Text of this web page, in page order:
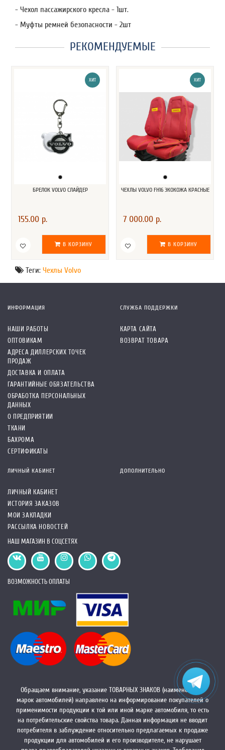
- Чехол пассажирского кресла - 1шт.
- Муфты ремней безопасности - 2шт
РЕКОМЕНДУЕМЫЕ
ХИТ
БРЕЛОК VOLVO СЛАЙДЕР
155.00 р.
В КОРЗИНУ
ХИТ
ЧЕХЛЫ VOLVO FH16 ЭКОКОЖА КРАСНЫЕ
7 000.00 р.
В КОРЗИНУ
Теги: Чехлы Volvo
ИНФОРМАЦИЯ
НАШИ РАБОТЫ
ОПТОВИКАМ
АДРЕСА ДИЛЛЕРСКИХ ТОЧЕК
ПРОДАЖ
ДОСТАВКА И ОПЛАТА
ГАРАНТИЙНЫЕ ОБЯЗАТЕЛЬСТВА
ОБРАБОТКА ПЕРСОНАЛЬНЫХ
ДАННЫХ
О ПРЕДПРИЯТИИ
ТКАНИ
БАХРОМА
СЕРТИФИКАТЫ
СЛУЖБА ПОДДЕРЖКИ
КАРТА САЙТА
ВОЗВРАТ ТОВАРА
ЛИЧНЫЙ КАБИНЕТ
ЛИЧНЫЙ КАБИНЕТ
ИСТОРИЯ ЗАКАЗОВ
МОИ ЗАКЛАДКИ
РАССЫЛКА НОВОСТЕЙ
ДОПОЛНИТЕЛЬНО
НАШ МАГАЗИН В СОЦСЕТЯХ
ВОЗМОЖНОСТЬ ОПЛАТЫ
Обращаем внимание, указание ТОВАРНЫХ ЗНАКОВ (наименований
марок автомобилей) направлено на информирование покупателей о
применимости продукции к той или иной марке автомобиля, то есть
на потребительские свойства товара. Данная информация не вводит
потребителя в заблуждение относительно предлагаемых к продаже
продукции для автомобилей и его производителе, не нарушает